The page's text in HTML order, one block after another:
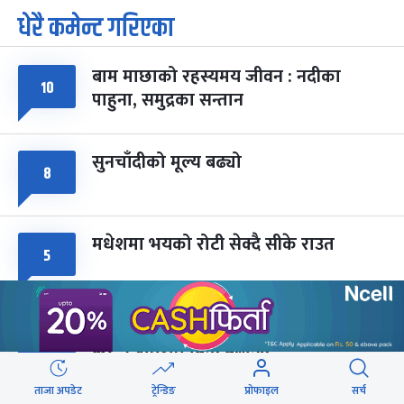
७
आइत
पूर्णिमा व्रत
चैत्र ७, २०८३-Mar 21, 2027
८ फागुपूर्णिमा
चैत्र ८, २०८३-Mar 22, 2027
७ महिना बाँकी
धेरै कमेन्ट गरिएका
१० बाम माछाको रहस्यमय जीवन : नदीका
पाहुना, समुद्रका सन्तान
८ सुनचाँदीको मूल्य बढ्यो
५ मधेशमा भयको रोटी सेक्दै सीके राउत
५ राजमार्ग दायाँबायाँका जग्गामा लाग्ने विकास
कर ५ प्रतिशत बिन्दु बढाइँदै
ताजा अपडेट ट्रेन्डिङ प्रोफाइल सर्च